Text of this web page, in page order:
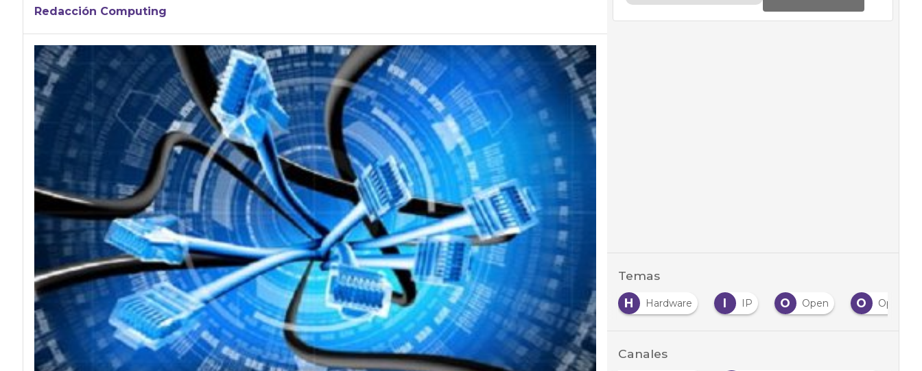
Redacción Computing
Temas
C
Conectividad H Hardware I IP O Open O
Canales